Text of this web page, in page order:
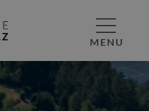
MENU